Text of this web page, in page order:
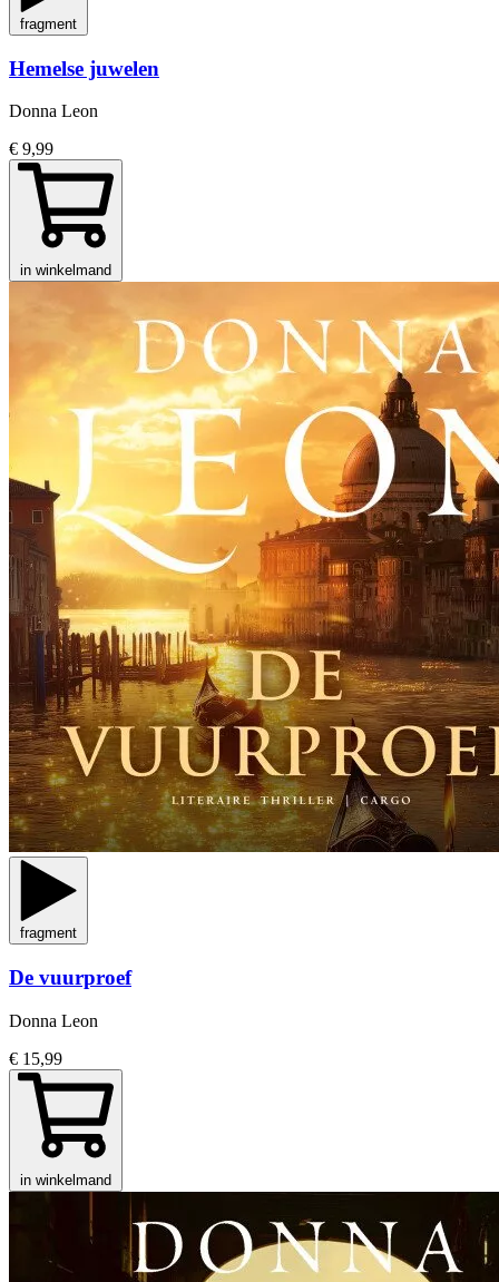
fragment
Hemelse juwelen
Donna Leon
€ 9,99
in winkelmand
fragment
De vuurproef
Donna Leon
€ 15,99
in winkelmand